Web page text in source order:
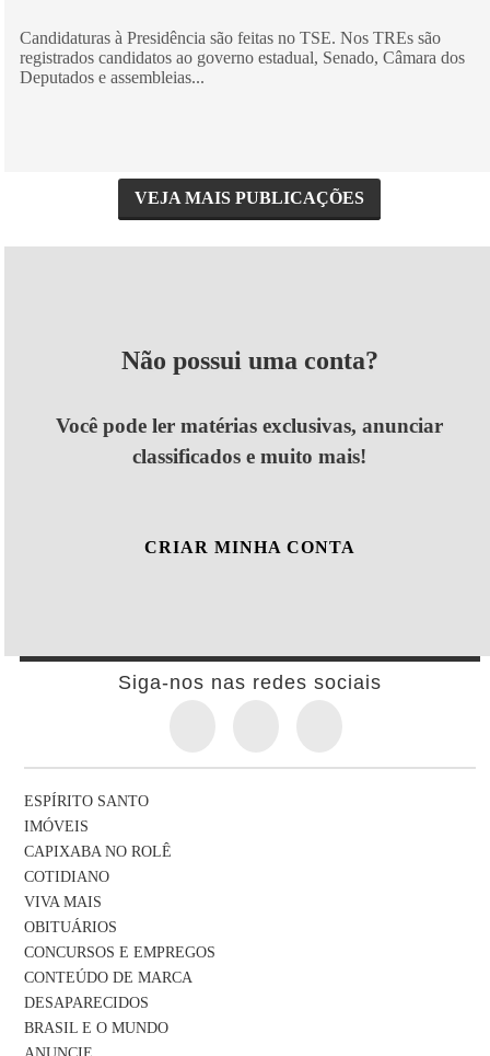
Candidaturas à Presidência são feitas no TSE. Nos TREs são
registrados candidatos ao governo estadual, Senado, Câmara dos
Deputados e assembleias...
VEJA MAIS PUBLICAÇÕES
Não possui uma conta?
Você pode ler matérias exclusivas, anunciar
classificados e muito mais!
CRIAR MINHA CONTA
Siga-nos nas redes sociais
ESPÍRITO SANTO
IMÓVEIS
CAPIXABA NO ROLÊ
COTIDIANO
VIVA MAIS
OBITUÁRIOS
CONCURSOS E EMPREGOS
CONTEÚDO DE MARCA
DESAPARECIDOS
BRASIL E O MUNDO
ANUNCIE